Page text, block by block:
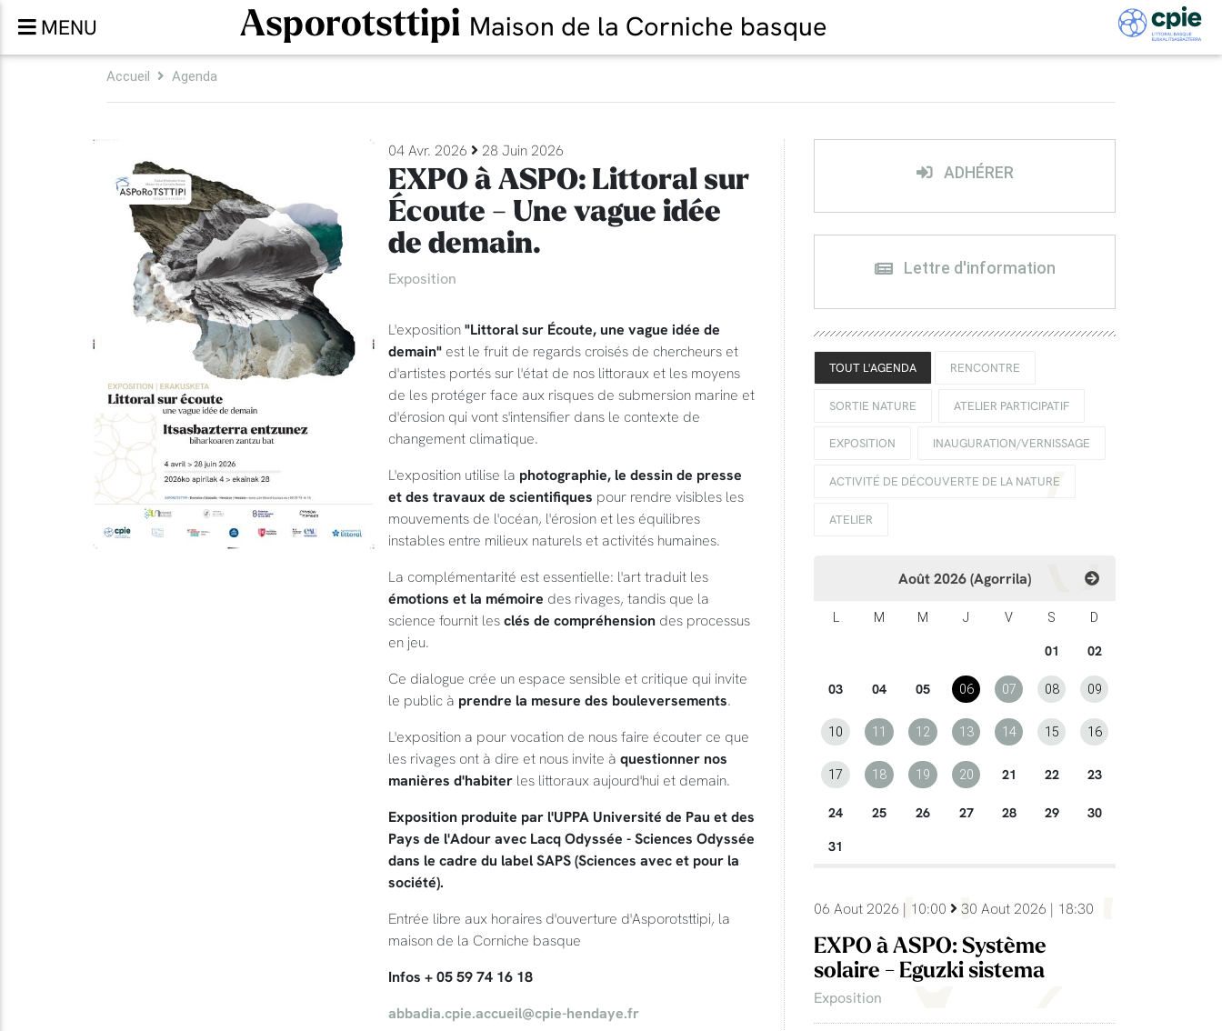
MENU Asporotsttipi Maison de la Corniche basque
Accueil Agenda
04 Avr. 2026 28 Juin 2026
EXPO à ASPO: Littoral sur
Écoute - Une vague idée
de demain.
Exposition
L'exposition "Littoral sur Écoute, une vague idée de
demain"est le fruit de regards croisés de chercheurs et
d'artistes portés sur l'état de nos littoraux et les moyens
de les protéger face aux risques de submersion marine et
d'érosion qui vont s'intensifier dans le contexte de
changement climatique.
L'exposition utilise la photographie, le dessin de presse
et des travaux de scientifiques pour rendre visibles les
mouvements de l'océan, l'érosion et les équilibres
instables entre milieux naturels et activités humaines.
La complémentarité est essentielle: l'art traduit les
émotions et la mémoire des rivages, tandis que la
science fournit les clés de compréhensiondes processus
en jeu.
Ce dialogue crée un espace sensible et critique qui invite
le public à prendre la mesure des bouleversements.
L'exposition a pour vocation de nous faire écouter ce que
les rivages ont à dire et nous invite à questionner nos
manières d'habiterles littoraux aujourd'hui et demain.
Exposition produite par l'UPPA Université de Pau et des
Pays de l'Adour avec Lacq Odyssée - Sciences Odyssée
dans le cadre du label SAPS (Sciences avec et pour la
société).
Entrée libre aux horaires d'ouverture d'Asporotsttipi, la
maison de la Corniche basque
Infos + 05 59 74 16 18
abbadia.cpie.accueil@cpie-hendaye.fr
ADHÉRER
Lettre d'information
TOUT L'AGENDA RENCONTRE
SORTIE NATURE ATELIER PARTICIPATIF
EXPOSITION INAUGURATION/VERNISSAGE
ACTIVITÉ DE DÉCOUVERTE DE LA NATURE
ATELIER
Août 2026 (Agorrila)
L M M J V S D
01 02
03 04 05 06 07 08 09
10 11 12 13 14 15 16
17 18 19 20 21 22 23
24 25 26 27 28 29 30
31
06 Aout 2026 | 10:00 30 Aout 2026 | 18:30
EXPO à ASPO: Système
solaire - Eguzki sistema
Exposition